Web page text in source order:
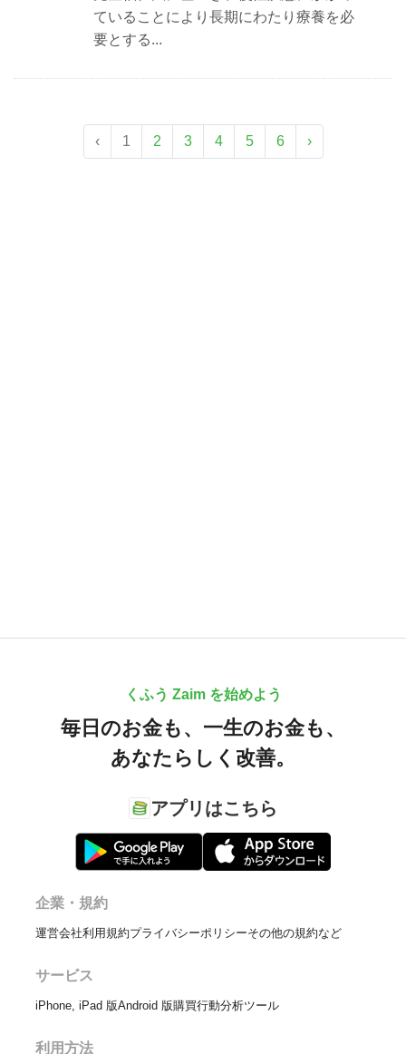
ていることにより長期にわたり療養を必
要とする...
‹ 1 2 3 4 5 6 ›
くふう Zaim を始めよう
毎日のお金も、 一生のお金も、
あなたらしく改善。
アプリはこちら
企業・規約
運営会社利用規約プライバシーポリシーその他の規約など
サービス
iPhone, iPad 版Android 版購買行動分析ツール
利用方法